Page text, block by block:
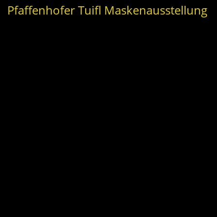
Pfaffenhofer Tuifl Maskenausstellung